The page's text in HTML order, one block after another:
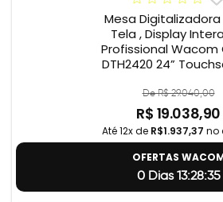
Mesa
Tela , Display
Profissional Wacom
DTH2420 24”
De R$ 29.040,00
R$ 19.038,90
Até 12x de R$1.937,37 no
OFERTAS
0 Dias 13:28:34